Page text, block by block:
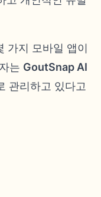
가지 모바일 앱이
는 GoutSnap AI
관리하고 있다고